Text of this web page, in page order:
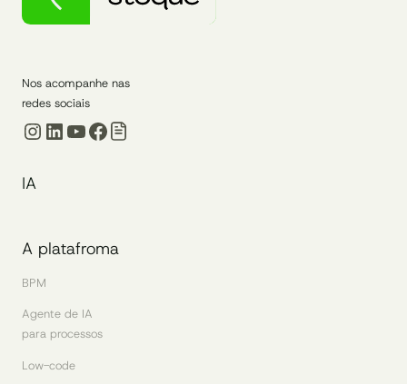
Nos acompanhe nas
redes sociais
Instagram
LinkedIn
Youtube
Facebook
IA
A platafroma
BPM
Agente de IA
para processos
Low-code